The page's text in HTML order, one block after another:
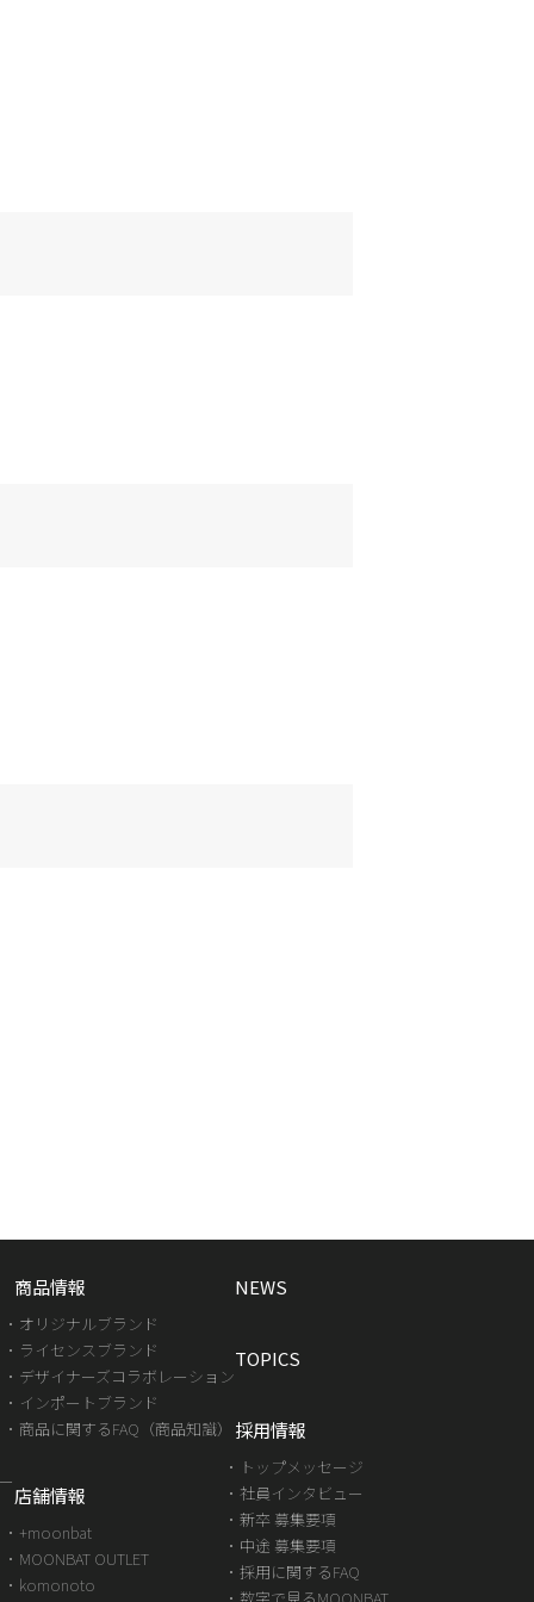
商品情報
オリジナルブランド
ライセンスブランド
デザイナーズコラボレーション
インポートブランド
商品に関するFAQ（商品知識）
店舗情報
+moonbat
MOONBAT OUTLET
komonoto
NEWS
TOPICS
採用情報
トップメッセージ
社員インタビュー
新卒 募集要項
中途 募集要項
採用に関するFAQ
数字で見るMOONBAT